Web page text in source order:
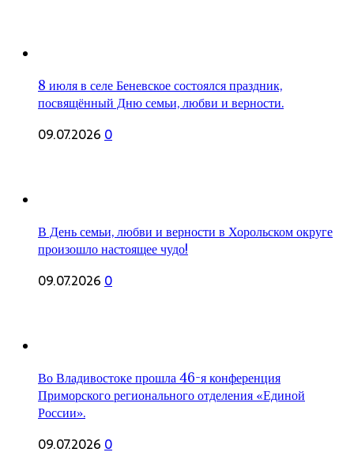
8 июля в селе Беневское состоялся праздник,
посвящённый Дню семьи, любви и верности.
09.07.20260
В День семьи, любви и верности в Хорольском округе
произошло настоящее чудо!
09.07.20260
Во Владивостоке прошла 46-я конференция
Приморского регионального отделения «Единой
России».
09.07.20260